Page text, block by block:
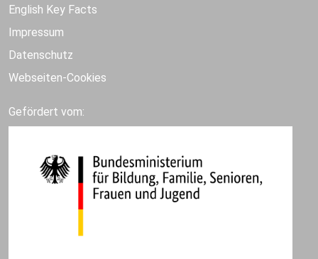
English Key Facts
Impressum
Datenschutz
Webseiten-Cookies
Gefördert vom: